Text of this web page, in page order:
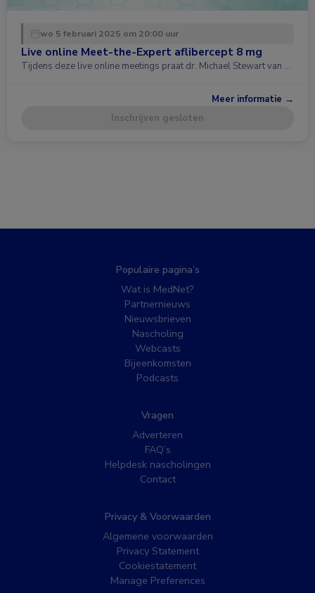
wo 5 februari 2025 om 20:00 uur
Live online Meet-the-Expert aflibercept 8 mg
Tijdens deze live online meetings praat dr. Michael Stewart van …
Meer informatie →
Inschrijven gesloten
Populaire pagina’s
Wat is MedNet?
Partnernieuws
Nieuwsbrieven
Nascholing
Webcasts
Bijeenkomsten
Podcasts
Vragen
Adverteren
FAQ’s
Helpdesk nascholingen
Contact
Privacy & Voorwaarden
Algemene voorwaarden
Privacy Statement
Cookiestatement
Manage Preferences